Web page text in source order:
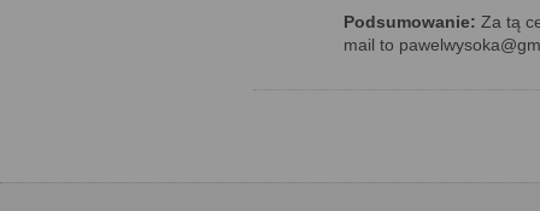
Podsumowanie: Za tą
mail to